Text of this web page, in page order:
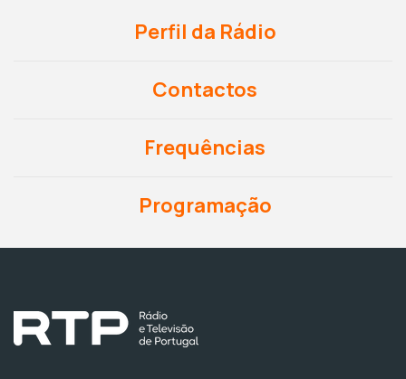
Perfil da Rádio
Contactos
Frequências
Programação